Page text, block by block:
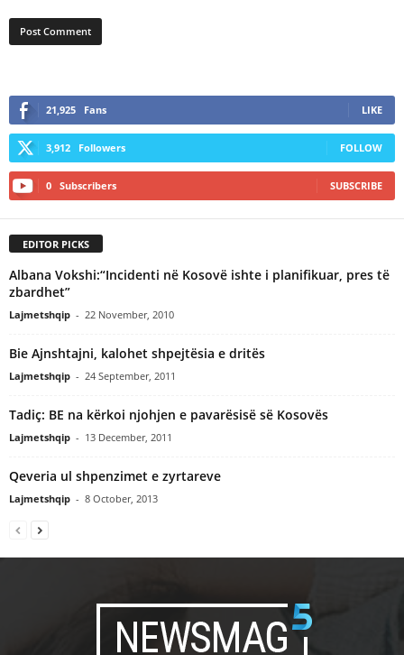
21,925 Fans LIKE
3,912 Followers FOLLOW
0 Subscribers SUBSCRIBE
EDITOR PICKS
Albana Vokshi:“Incidenti në Kosovë ishte i planifikuar, pres të
zbardhet”
Lajmetshqip - 22 November, 2010
Bie Ajnshtajni, kalohet shpejtësia e dritës
Lajmetshqip - 24 September, 2011
Tadiç: BE na kërkoi njohjen e pavarësisë së Kosovës
Lajmetshqip - 13 December, 2011
Qeveria ul shpenzimet e zyrtareve
Lajmetshqip - 8 October, 2013